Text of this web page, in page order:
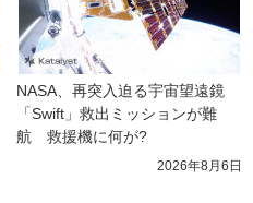
NASA、再突入迫る宇宙望遠鏡
「Swift」救出ミッションが難
航　救援機に何が?
2026年8月6日